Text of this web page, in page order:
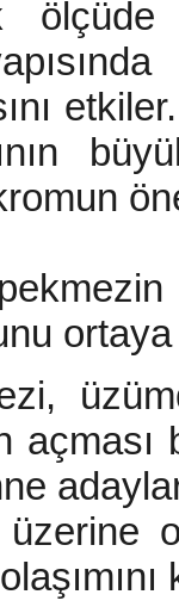
ölçüde
açması